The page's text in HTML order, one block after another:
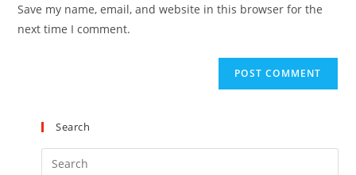
Save my name, email, and website in this browser for the
next time I comment.
Search